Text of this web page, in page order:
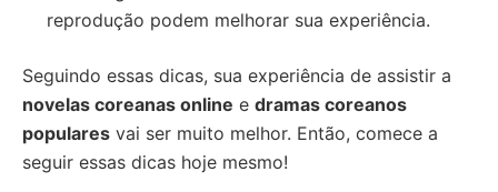
reprodução podem melhorar sua experiência.
Seguindo essas dicas, sua experiência de assistir a
novelas coreanas online e dramas coreanos
populares vai ser muito melhor. Então, comece a
seguir essas dicas hoje mesmo!